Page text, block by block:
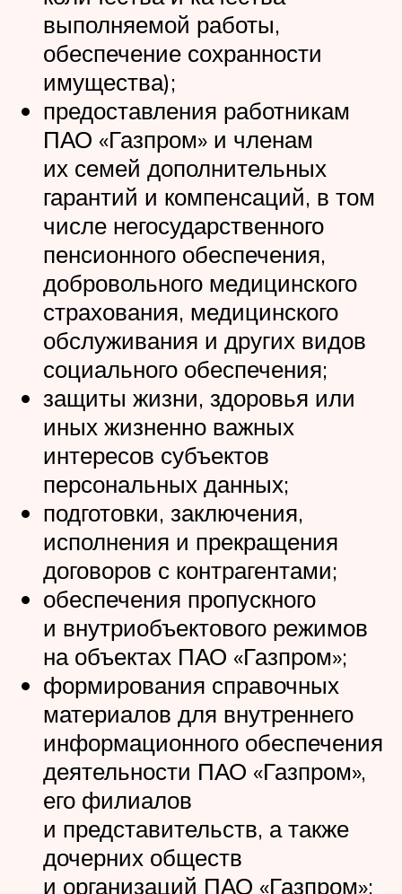
выполняемой работы,
обеспечение сохранности
имущества);
предоставления работникам
ПАО «Газпром» и членам
их семей дополнительных
гарантий и компенсаций, в том
числе негосударственного
пенсионного обеспечения,
добровольного медицинского
страхования, медицинского
обслуживания и других видов
социального обеспечения;
защиты жизни, здоровья или
иных жизненно важных
интересов субъектов
персональных данных;
подготовки, заключения,
исполнения и прекращения
договоров с контрагентами;
обеспечения пропускного
и внутриобъектового режимов
на объектах ПАО «Газпром»;
формирования справочных
материалов для внутреннего
информационного обеспечения
деятельности ПАО «Газпром»,
его филиалов
и представительств, а также
дочерних обществ
и организаций ПАО «Газпром»;